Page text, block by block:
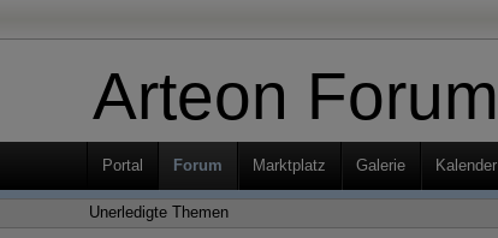
Arteon Forum
Portal Forum Marktplatz Galerie Kalender
Unerledigte Themen